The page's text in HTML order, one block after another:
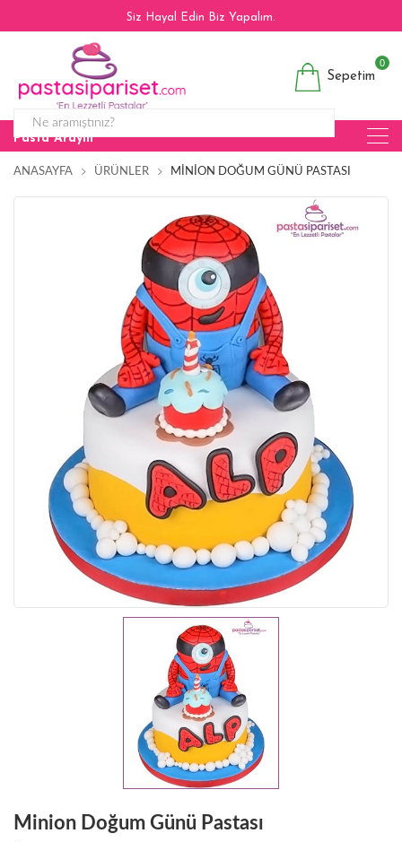
Siz Hayal Edin Biz Yapalım.
Sepetim
0
Pasta Arayın
ANASAYFA ÜRÜNLER MINION DOĞUM GÜNÜ PASTASI
Minion Doğum Günü Pastası